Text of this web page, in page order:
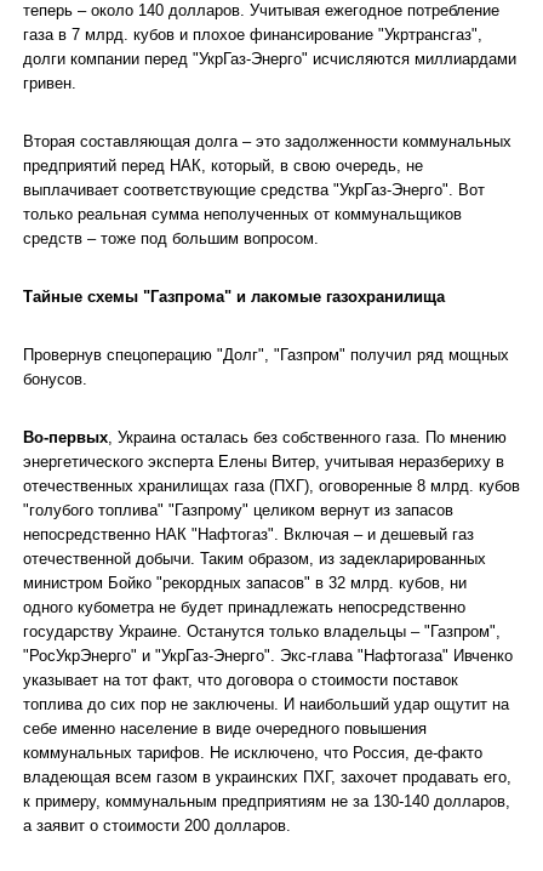
теперь – около 140 долларов. Учитывая ежегодное потребление
газа в 7 млрд. кубов и плохое финансирование "Укртрансгаз",
долги компании перед "УкрГаз-Энерго" исчисляются миллиардами
гривен.
Вторая составляющая долга – это задолженности коммунальных
предприятий перед НАК, который, в свою очередь, не
выплачивает соответствующие средства "УкрГаз-Энерго". Вот
только реальная сумма неполученных от коммунальщиков
средств – тоже под большим вопросом.
Тайные схемы "Газпрома" и лакомые газохранилища
Провернув спецоперацию "Долг", "Газпром" получил ряд мощных
бонусов.
Во-первых, Украина осталась без собственного газа. По мнению
энергетического эксперта Елены Витер, учитывая неразбериху в
отечественных хранилищах газа (ПХГ), оговоренные 8 млрд. кубов
"голубого топлива" "Газпрому" целиком вернут из запасов
непосредственно НАК "Нафтогаз". Включая – и дешевый газ
отечественной добычи. Таким образом, из задекларированных
министром Бойко "рекордных запасов" в 32 млрд. кубов, ни
одного кубометра не будет принадлежать непосредственно
государству Украине. Останутся только владельцы – "Газпром",
"РосУкрЭнерго" и "УкрГаз-Энерго". Экс-глава "Нафтогаза" Ивченко
указывает на тот факт, что договора о стоимости поставок
топлива до сих пор не заключены. И наибольший удар ощутит на
себе именно население в виде очередного повышения
коммунальных тарифов. Не исключено, что Россия, де-факто
владеющая всем газом в украинских ПХГ, захочет продавать его,
к примеру, коммунальным предприятиям не за 130-140 долларов,
а заявит о стоимости 200 долларов.